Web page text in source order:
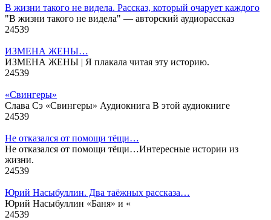
В жизни такого не видела. Рассказ, который очарует каждого
"В жизни такого не видела" — авторский аудиорассказ
24539
ИЗМЕНА ЖЕНЫ…
ИЗМЕНА ЖЕНЫ | Я плакала читая эту историю.
24539
«Свингеры»
Слава Сэ «Свингеры» Аудиокнига В этой аудиокниге
24539
Не отказался от помощи тёщи…
Не отказался от помощи тёщи…Интересные истории из
жизни.
24539
Юрий Насыбуллин. Два таёжных рассказа…
Юрий Насыбуллин «Баня» и «
24539